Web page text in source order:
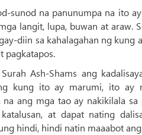
sunod na panunumpa na ito
langit, lupa, buwan at araw.
diin sa kahalagahan ng
pagkatapos.
Ash-Shams ang
kung ito ay marumi, ito ay
na ang mga tao ay nakikilala
at dapat nating
hindi, hindi natin maaabot